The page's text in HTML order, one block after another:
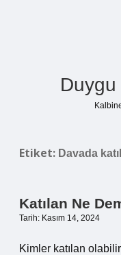
Etiket: Davada
Katılan Ne
Tarih: Kasım 14, 2024
Kimler katılan